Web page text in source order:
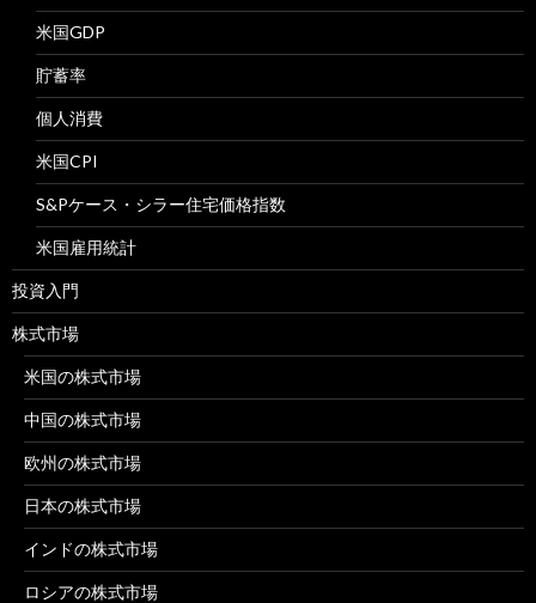
米国GDP
貯蓄率
個人消費
米国CPI
S&Pケース・シラー住宅価格指数
米国雇用統計
投資入門
株式市場
米国の株式市場
中国の株式市場
欧州の株式市場
日本の株式市場
インドの株式市場
ロシアの株式市場